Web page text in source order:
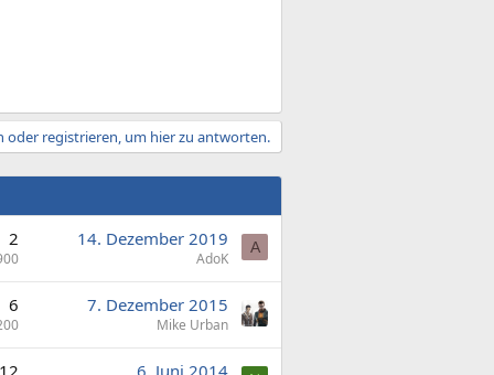
oder registrieren, um hier zu antworten.
2 14. Dezember 2019
AdoK
A
6 7. Dezember 2015
Mike Urban
12 6. Juni 2014